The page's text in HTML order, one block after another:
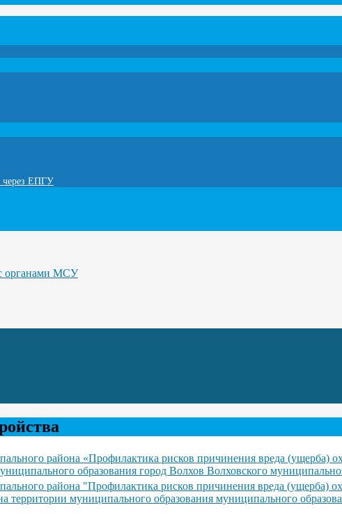
через ЕПГУ
органами МСУ
района «Профилактика рисков причинения вреда (ущерба)
образования город Волхов Волховского
района "Профилактика рисков причинения вреда (ущерба)
территории муниципального образования муниципального